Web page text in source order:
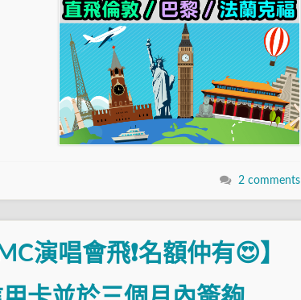
2 comments
演唱會飛❗名額仲有😍】